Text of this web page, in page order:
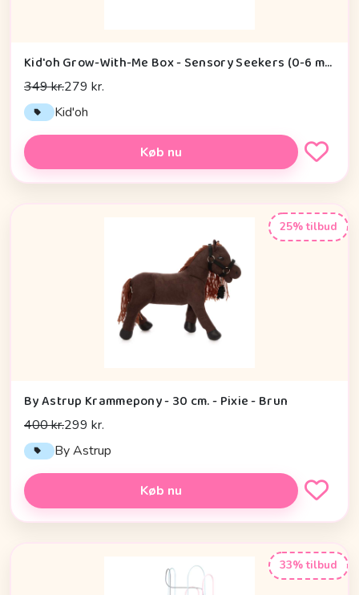
Kid'oh Grow-With-Me Box - Sensory Seekers (0-6 mdr.)
349 kr.279 kr.
Kid'oh
Køb nu
25% tilbud
By Astrup Krammepony - 30 cm. - Pixie - Brun
400 kr.299 kr.
By Astrup
Køb nu
33% tilbud